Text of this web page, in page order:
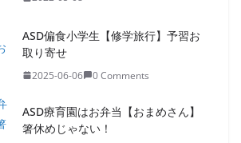
ASD偏食小学生【修学旅行】予習お
取り寄せ
2025-06-06 0 Comments
ASD療育園はお弁当【おまめさん】
箸休めじゃない！